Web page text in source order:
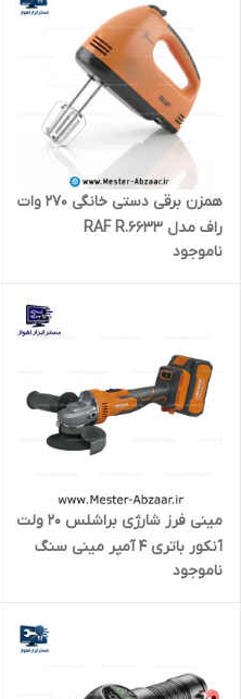
همزن برقی دستی خانگی 270 وات
راف مدل RAF R.6633
ناموجود
مینی فرز شارژی براشلس 20 ولت
آنکور باتری 4 آمپر مینی سنگ
مدل Anchor DCA1
ناموجود